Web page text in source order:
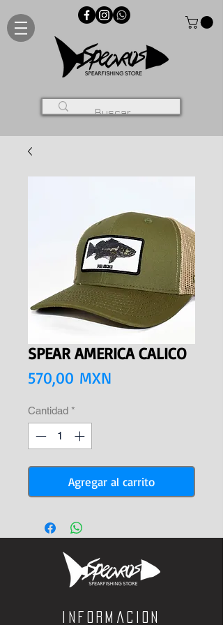
SPEAR AMERICA CALICO
570,00 MXN
Cantidad *
Agregar al carrito
Informacion